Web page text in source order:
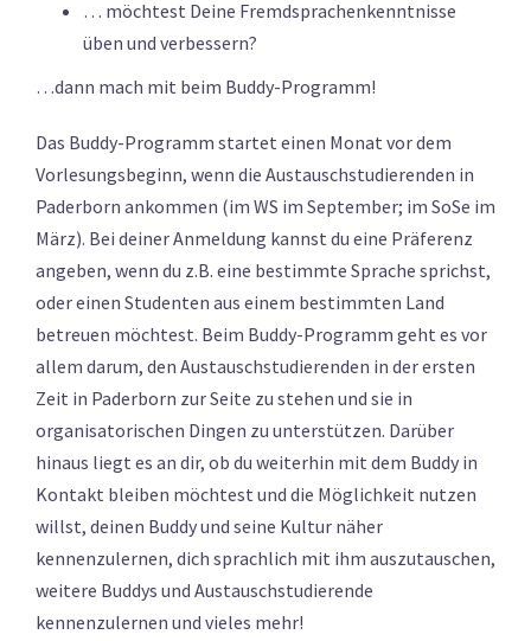
… möchtest Deine Fremdsprachenkenntnisse
üben und verbessern?
…dann mach mit beim Buddy-Programm!
Das Buddy-Programm startet einen Monat vor dem
Vorlesungsbeginn, wenn die Austauschstudierenden in
Paderborn ankommen (im WS im September; im SoSe im
März). Bei deiner Anmeldung kannst du eine Präferenz
angeben, wenn du z.B. eine bestimmte Sprache sprichst,
oder einen Studenten aus einem bestimmten Land
betreuen möchtest. Beim Buddy-Programm geht es vor
allem darum, den Austauschstudierenden in der ersten
Zeit in Paderborn zur Seite zu stehen und sie in
organisatorischen Dingen zu unterstützen. Darüber
hinaus liegt es an dir, ob du weiterhin mit dem Buddy in
Kontakt bleiben möchtest und die Möglichkeit nutzen
willst, deinen Buddy und seine Kultur näher
kennenzulernen, dich sprachlich mit ihm auszutauschen,
weitere Buddys und Austauschstudierende
kennenzulernen und vieles mehr!